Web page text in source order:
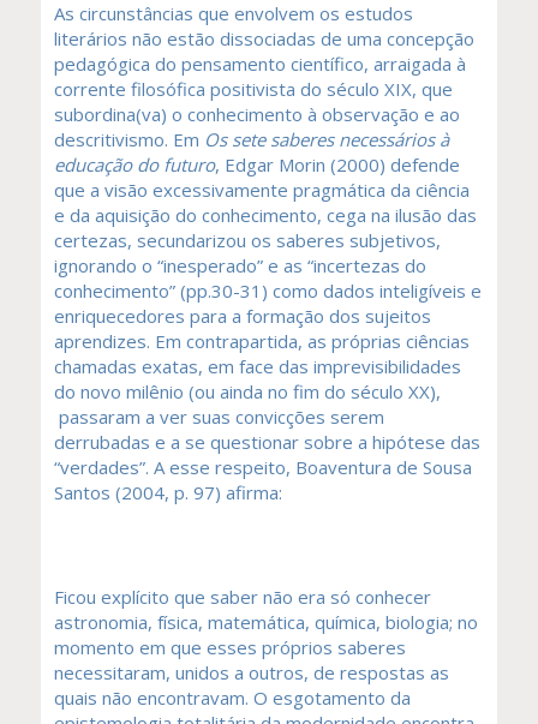
As circunstâncias que envolvem os estudos
literários não estão dissociadas de uma concepção
pedagógica do pensamento científico, arraigada à
corrente filosófica positivista do século XIX, que
subordina(va) o conhecimento à observação e ao
descritivismo. Em Os sete saberes necessários à
educação do futuro, Edgar Morin (2000) defende
que a visão excessivamente pragmática da ciência
e da aquisição do conhecimento, cega na ilusão das
certezas, secundarizou os saberes subjetivos,
ignorando o “inesperado” e as “incertezas do
conhecimento” (pp.30-31) como dados inteligíveis e
enriquecedores para a formação dos sujeitos
aprendizes. Em contrapartida, as próprias ciências
chamadas exatas, em face das imprevisibilidades
do novo milênio (ou ainda no fim do século XX),
passaram a ver suas convicções serem
derrubadas e a se questionar sobre a hipótese das
“verdades”. A esse respeito, Boaventura de Sousa
Santos (2004, p. 97) afirma:
Ficou explícito que saber não era só conhecer
astronomia, física, matemática, química, biologia; no
momento em que esses próprios saberes
necessitaram, unidos a outros, de respostas as
quais não encontravam. O esgotamento da